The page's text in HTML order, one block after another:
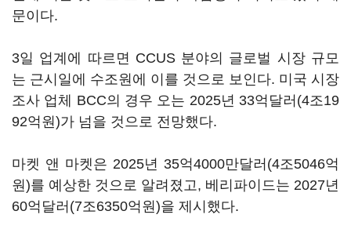
문이다.
3일 업계에 따르면 CCUS 분야의 글로벌 시장 규모
는 근시일에 수조원에 이를 것으로 보인다. 미국 시장
조사 업체 BCC의 경우 오는 2025년 33억달러(4조19
92억원)가 넘을 것으로 전망했다.
마켓 앤 마켓은 2025년 35억4000만달러(4조5046억
원)를 예상한 것으로 알려졌고, 베리파이드는 2027년
60억달러(7조6350억원)을 제시했다.